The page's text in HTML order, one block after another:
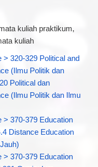
kuliah praktikum,
kuliah
320-329 Political and
(Ilmu Politik dan
Political dan
(Ilmu Politik dan Ilmu
> 370-379 Education
Distance Education
> 370-379 Education